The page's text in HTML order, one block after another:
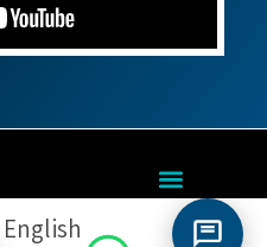
English